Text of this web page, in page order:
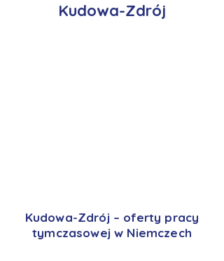
Kudowa-Zdrój
Kudowa-Zdrój – oferty pracy
tymczasowej w Niemczech